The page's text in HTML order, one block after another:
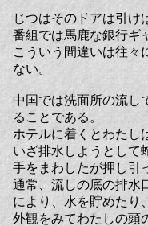
じつはそのドアは引け
番組では馬鹿な銀行ギ
こういう間違いは往々
ない。
中国では洗面所の流し
ることである。
ホテルに着くとわたし
いざ排水しようとして
手をまわしたが押し引
通常、流しの底の排水
により、水を貯めたり
外観をみてわたしの頭